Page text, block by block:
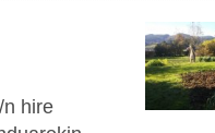
n hire